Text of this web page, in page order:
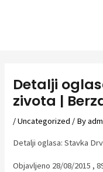
Detalji
zivota |
/Uncategorized / By
Detalji oglasa: Stavka
Objavljeno 28/08/2015 ,